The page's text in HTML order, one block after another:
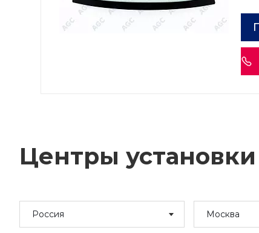
Центры установки
Россия Москва